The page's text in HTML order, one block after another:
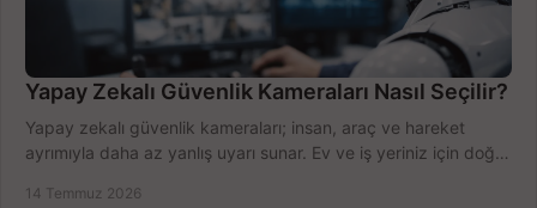
Yapay Zekalı Güvenlik Kameraları Nasıl Seçilir?
Yapay zekalı güvenlik kameraları; insan, araç ve hareket
ayrımıyla daha az yanlış uyarı sunar. Ev ve iş yeriniz için doğru
14 Temmuz 2026